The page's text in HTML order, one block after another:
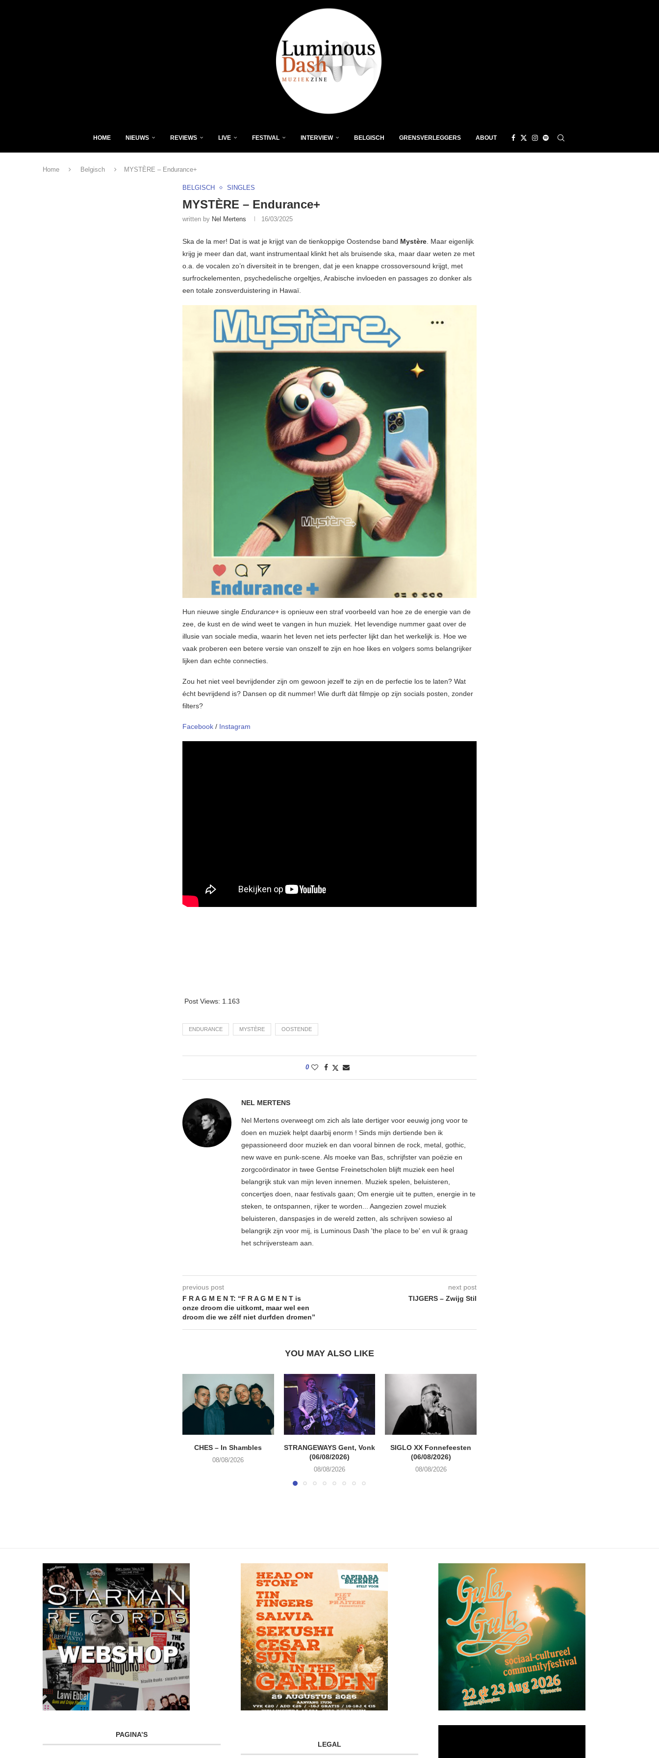
HOME NIEUWS REVIEWS LIVE FESTIVAL INTERVIEW BELGISCH GRENSVERLEGGERS ABOUT
Home Belgisch MYSTÈRE – Endurance+
BELGISCH SINGLES
MYSTÈRE – Endurance+
written by Nel Mertens 16/03/2025
Ska de la mer! Dat is wat je krijgt van de tienkoppige Oostendse band Mystère. Maar eigenlijk
krijg je meer dan dat, want instrumentaal klinkt het als bruisende ska, maar daar weten ze met
o.a. de vocalen zo’n diversiteit in te brengen, dat je een knappe crossoversound krijgt, met
surfrockelementen, psychedelische orgeltjes, Arabische invloeden en passages zo donker als
een totale zonsverduistering in Hawaï.
Hun nieuwe single Endurance+ is opnieuw een straf voorbeeld van hoe ze de energie van de
zee, de kust en de wind weet te vangen in hun muziek. Het levendige nummer gaat over de
illusie van sociale media, waarin het leven net iets perfecter lijkt dan het werkelijk is. Hoe we
vaak proberen een betere versie van onszelf te zijn en hoe likes en volgers soms belangrijker
lijken dan echte connecties.
Zou het niet veel bevrijdender zijn om gewoon jezelf te zijn en de perfectie los te laten? Wat
écht bevrijdend is? Dansen op dit nummer! Wie durft dàt filmpje op zijn socials posten, zonder
filters?
Facebook / Instagram
Post Views: 1.163
ENDURANCE MYSTÈRE OOSTENDE
0
NEL MERTENS
Nel Mertens overweegt om zich als late dertiger voor eeuwig jong voor te
doen en muziek helpt daarbij enorm ! Sinds mijn dertiende ben ik
gepassioneerd door muziek en dan vooral binnen de rock, metal, gothic,
new wave en punk-scene. Als moeke van Bas, schrijfster van poëzie en
zorgcoördinator in twee Gentse Freinetscholen blijft muziek een heel
belangrijk stuk van mijn leven innemen. Muziek spelen, beluisteren,
concertjes doen, naar festivals gaan; Om energie uit te putten, energie in te
steken, te ontspannen, rijker te worden... Aangezien zowel muziek
beluisteren, danspasjes in de wereld zetten, als schrijven sowieso al
belangrijk zijn voor mij, is Luminous Dash 'the place to be' en vul ik graag
het schrijversteam aan.
previous post
F R A G M E N T: “F R A G M E N T is
onze droom die uitkomt, maar wel een
droom die we zélf niet durfden dromen”
next post
TIJGERS – Zwijg Stil
YOU MAY ALSO LIKE
CHES – In Shambles
08/08/2026
STRANGEWAYS Gent, Vonk
(06/08/2026)
08/08/2026
SIGLO XX Fonnefeesten
(06/08/2026)
08/08/2026
PAGINA’S
LEGAL